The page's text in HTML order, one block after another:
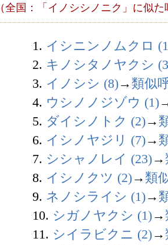
（全国：「イノシシノニク」に似た
1. イシニンノムクロ
2. キノシタノヤクシ
3. イノシシ (8)→ 類似
4. ウシノノジゾウ (1)
5. ダイシノトク (2)→
6. イシノヤジリ (7)→
7. シシャノレイ (23)→
8. イシノクツ (2)→ 類
9. ネノシライシ (1)→
10. シガノヤクシ (1)→
11. シイラビクニ (2)→